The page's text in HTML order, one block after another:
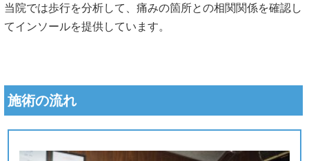
当院では歩行を分析して、痛みの箇所との相関関係を確認し
てインソールを提供しています。
施術の流れ